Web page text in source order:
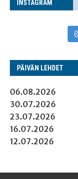
INS­TA­GRAM
PÄI­VÄN LEHDET
06.08.2026
30.07.2026
23.07.2026
16.07.2026
12.07.2026